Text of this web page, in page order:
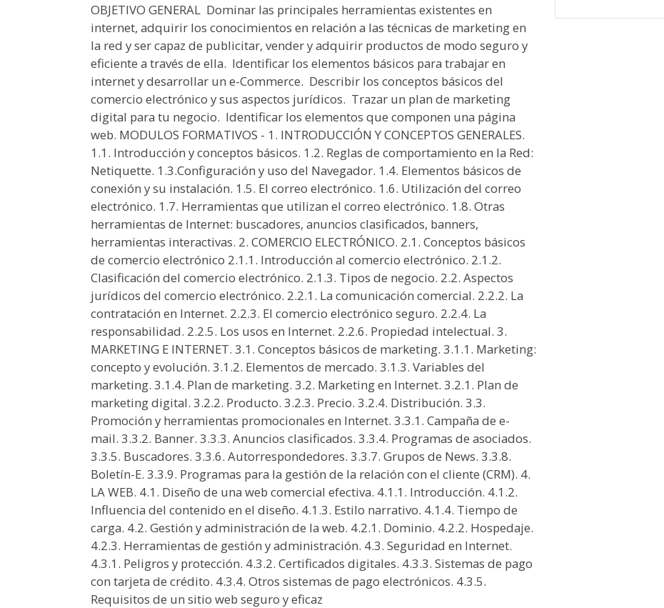
OBJETIVO GENERAL  Dominar las principales herramientas existentes en
internet, adquirir los conocimientos en relación a las técnicas de marketing en
la red y ser capaz de publicitar, vender y adquirir productos de modo seguro y
eficiente a través de ella.  Identificar los elementos básicos para trabajar en
internet y desarrollar un e-Commerce.  Describir los conceptos básicos del
comercio electrónico y sus aspectos jurídicos.  Trazar un plan de marketing
digital para tu negocio.  Identificar los elementos que componen una página
web. MODULOS FORMATIVOS - 1. INTRODUCCIÓN Y CONCEPTOS GENERALES.
1.1. Introducción y conceptos básicos. 1.2. Reglas de comportamiento en la Red:
Netiquette. 1.3.Configuración y uso del Navegador. 1.4. Elementos básicos de
conexión y su instalación. 1.5. El correo electrónico. 1.6. Utilización del correo
electrónico. 1.7. Herramientas que utilizan el correo electrónico. 1.8. Otras
herramientas de Internet: buscadores, anuncios clasificados, banners,
herramientas interactivas. 2. COMERCIO ELECTRÓNICO. 2.1. Conceptos básicos
de comercio electrónico 2.1.1. Introducción al comercio electrónico. 2.1.2.
Clasificación del comercio electrónico. 2.1.3. Tipos de negocio. 2.2. Aspectos
jurídicos del comercio electrónico. 2.2.1. La comunicación comercial. 2.2.2. La
contratación en Internet. 2.2.3. El comercio electrónico seguro. 2.2.4. La
responsabilidad. 2.2.5. Los usos en Internet. 2.2.6. Propiedad intelectual. 3.
MARKETING E INTERNET. 3.1. Conceptos básicos de marketing. 3.1.1. Marketing:
concepto y evolución. 3.1.2. Elementos de mercado. 3.1.3. Variables del
marketing. 3.1.4. Plan de marketing. 3.2. Marketing en Internet. 3.2.1. Plan de
marketing digital. 3.2.2. Producto. 3.2.3. Precio. 3.2.4. Distribución. 3.3.
Promoción y herramientas promocionales en Internet. 3.3.1. Campaña de e-
mail. 3.3.2. Banner. 3.3.3. Anuncios clasificados. 3.3.4. Programas de asociados.
3.3.5. Buscadores. 3.3.6. Autorrespondedores. 3.3.7. Grupos de News. 3.3.8.
Boletín-E. 3.3.9. Programas para la gestión de la relación con el cliente (CRM). 4.
LA WEB. 4.1. Diseño de una web comercial efectiva. 4.1.1. Introducción. 4.1.2.
Influencia del contenido en el diseño. 4.1.3. Estilo narrativo. 4.1.4. Tiempo de
carga. 4.2. Gestión y administración de la web. 4.2.1. Dominio. 4.2.2. Hospedaje.
4.2.3. Herramientas de gestión y administración. 4.3. Seguridad en Internet.
4.3.1. Peligros y protección. 4.3.2. Certificados digitales. 4.3.3. Sistemas de pago
con tarjeta de crédito. 4.3.4. Otros sistemas de pago electrónicos. 4.3.5.
Requisitos de un sitio web seguro y eficaz